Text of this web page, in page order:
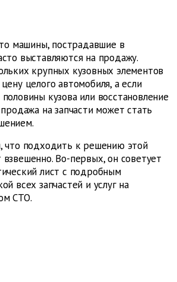
машины, пострадавшие в
выставляются на продажу.
крупных кузовных элементов
целого автомобиля, а если
кузова или восстановление
на запчасти может стать
что подходить к решению этой
Во-первых, он советует
лист с подробным
всех запчастей и услуг на
СТО.